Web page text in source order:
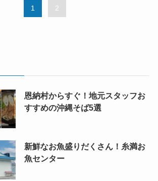
1 2
恩納村からすぐ！地元スタッフお
すすめの沖縄そば5選
新鮮なお魚盛りだくさん！糸満お
魚センター